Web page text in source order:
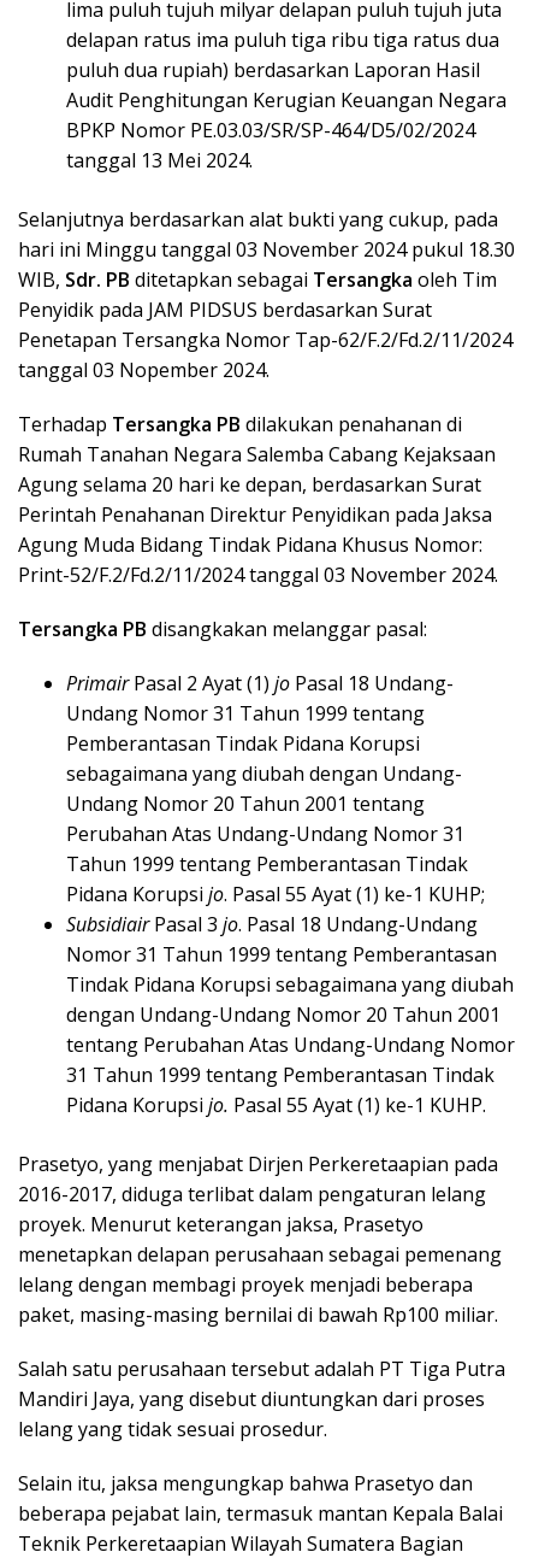
lima puluh tujuh milyar delapan puluh tujuh juta
delapan ratus ima puluh tiga ribu tiga ratus dua
puluh dua rupiah) berdasarkan Laporan Hasil
Audit Penghitungan Kerugian Keuangan Negara
BPKP Nomor PE.03.03/SR/SP-464/D5/02/2024
tanggal 13 Mei 2024.
Selanjutnya berdasarkan alat bukti yang cukup, pada
hari ini Minggu tanggal 03 November 2024 pukul 18.30
WIB, Sdr. PB ditetapkan sebagai Tersangka oleh Tim
Penyidik pada JAM PIDSUS berdasarkan Surat
Penetapan Tersangka Nomor Tap-62/F.2/Fd.2/11/2024
tanggal 03 Nopember 2024.
Terhadap Tersangka PB dilakukan penahanan di
Rumah Tanahan Negara Salemba Cabang Kejaksaan
Agung selama 20 hari ke depan, berdasarkan Surat
Perintah Penahanan Direktur Penyidikan pada Jaksa
Agung Muda Bidang Tindak Pidana Khusus Nomor:
Print-52/F.2/Fd.2/11/2024 tanggal 03 November 2024.
Tersangka PB disangkakan melanggar pasal:
PrimairPasal 2 Ayat (1) jo Pasal 18 Undang-
Undang Nomor 31 Tahun 1999 tentang
Pemberantasan Tindak Pidana Korupsi
sebagaimana yang diubah dengan Undang-
Undang Nomor 20 Tahun 2001 tentang
Perubahan Atas Undang-Undang Nomor 31
Tahun 1999 tentang Pemberantasan Tindak
Pidana Korupsi jo. Pasal 55 Ayat (1) ke-1 KUHP;
SubsidiairPasal 3 jo. Pasal 18 Undang-Undang
Nomor 31 Tahun 1999 tentang Pemberantasan
Tindak Pidana Korupsi sebagaimana yang diubah
dengan Undang-Undang Nomor 20 Tahun 2001
tentang Perubahan Atas Undang-Undang Nomor
31 Tahun 1999 tentang Pemberantasan Tindak
Pidana Korupsi jo. Pasal 55 Ayat (1) ke-1 KUHP.
Prasetyo, yang menjabat Dirjen Perkeretaapian pada
2016-2017, diduga terlibat dalam pengaturan lelang
proyek. Menurut keterangan jaksa, Prasetyo
menetapkan delapan perusahaan sebagai pemenang
lelang dengan membagi proyek menjadi beberapa
paket, masing-masing bernilai di bawah Rp100 miliar.
Salah satu perusahaan tersebut adalah PT Tiga Putra
Mandiri Jaya, yang disebut diuntungkan dari proses
lelang yang tidak sesuai prosedur.
Selain itu, jaksa mengungkap bahwa Prasetyo dan
beberapa pejabat lain, termasuk mantan Kepala Balai
Teknik Perkeretaapian Wilayah Sumatera Bagian